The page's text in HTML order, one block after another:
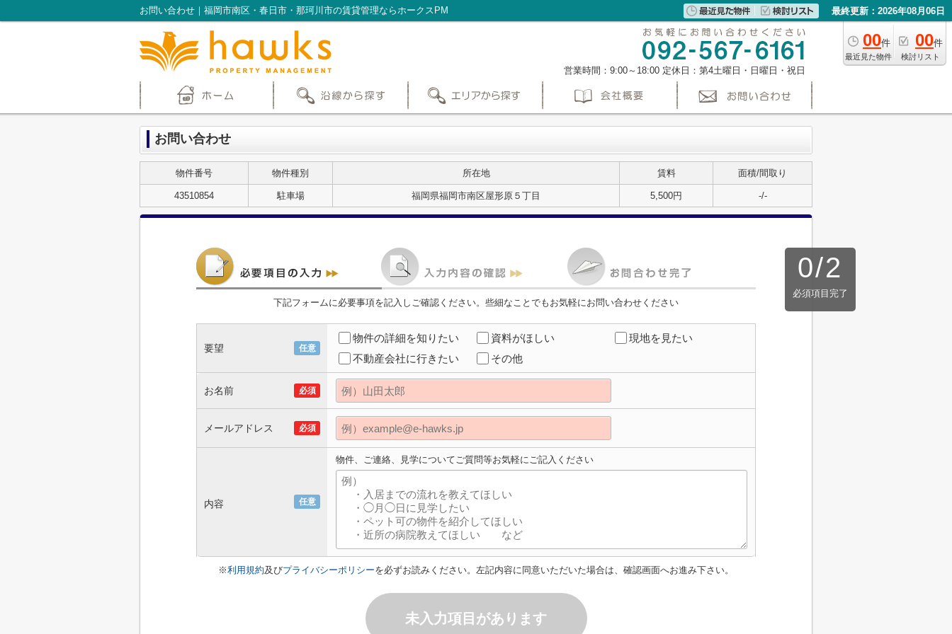
お問い合わせ｜福岡市南区・春日市・那珂川市の賃貸管理ならホークスPM 最終更新：2026年08月06日
00件
最近見た物件
00件
検討リスト
営業時間：9:00～18:00 定休日：第4土曜日・日曜日・祝日
お問い合わせ
物件番号 物件種別 所在地 賃料 面積/間取り
43510854 駐車場 福岡県福岡市南区屋形原５丁目 5,500円 -/-
0/2
必須項目完了
下記フォームに必要事項を記入しご確認ください。些細なことでもお気軽にお問い合わせください
要望 任意
物件の詳細を知りたい 資料がほしい
現地を見たい
不動産会社に行きたい
その他
お名前 必須
メールアドレス 必須
内容 任意
物件、ご連絡、見学についてご質問等お気軽にご記入ください
※利用規約及びプライバシーポリシーを必ずお読みください。左記内容に同意いただいた場合は、確認画面へお進み下さい。
未入力項目があります